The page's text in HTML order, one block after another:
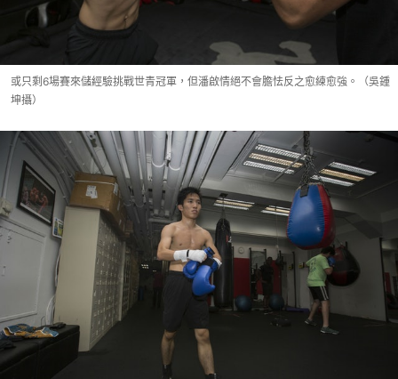
或只剩6場賽來儲經驗挑戰世青冠軍，但潘啟情絕不會膽怯反之愈練愈強。（吳鍾
坤攝）